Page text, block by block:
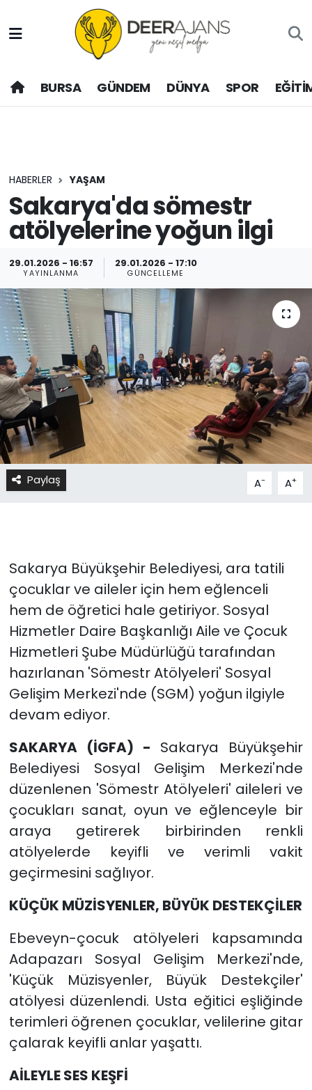
BURSA GÜNDEM DÜNYA SPOR
HABERLER YAŞAM
Sakarya'da sömestr
atölyelerine yoğun ilgi
29.01.2026 - 16:57
YAYINLANMA
29.01.2026 - 17:10
GÜNCELLEME
Paylaş A- A+
Sakarya Büyükşehir Belediyesi, ara tatili
çocuklar ve aileler için hem eğlenceli
hem de öğretici hale getiriyor. Sosyal
Hizmetler Daire Başkanlığı Aile ve Çocuk
Hizmetleri Şube Müdürlüğü tarafından
hazırlanan 'Sömestr Atölyeleri' Sosyal
Gelişim Merkezi'nde (SGM) yoğun ilgiyle
devam ediyor.
SAKARYA (İGFA) - Sakarya Büyükşehir
Belediyesi Sosyal Gelişim Merkezi'nde
düzenlenen 'Sömestr Atölyeleri' aileleri ve
çocukları sanat, oyun ve eğlenceyle bir
araya getirerek birbirinden renkli
atölyelerde keyifli ve verimli vakit
geçirmesini sağlıyor.
KÜÇÜK MÜZİSYENLER, BÜYÜK DESTEKÇİLER
Ebeveyn-çocuk atölyeleri kapsamında
Adapazarı Sosyal Gelişim Merkezi'nde,
'Küçük Müzisyenler, Büyük Destekçiler'
atölyesi düzenlendi. Usta eğitici eşliğinde
terimleri öğrenen çocuklar, velilerine gitar
çalarak keyifli anlar yaşattı.
AİLEYLE SES KEŞFİ
Hava Durumu
Trafik Durumu
Son Dakika Haberleri
Haber Arşivi